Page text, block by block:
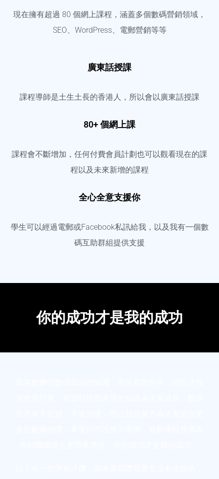
現在擁有超過 80 個網上課程，涵蓋多個數碼營銷領域，
SEO、WordPress、電郵營銷等等
廣東話授課
課程導師是土生土長的香港人，所以會以廣東話授課
80+ 個網上課
課程會不斷增加，任何付費會員計劃也可以觀看現在的課
程以及未來新增的課程
全心全意支援你
學生可以經過電郵或Facebook私訊給我，以及我有一個數
碼互助群組提供支援
你的成功才是我的成功